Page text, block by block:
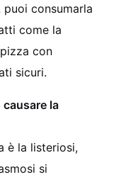
consumarla
come la
con
sicuri.
la
è la listeriosi,
si